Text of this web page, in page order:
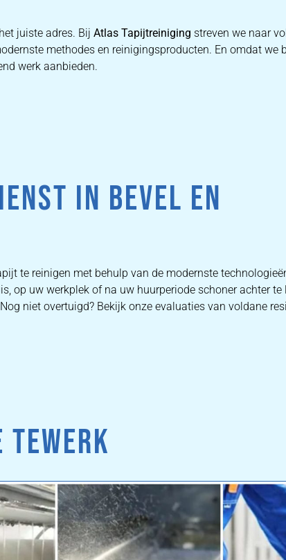
juiste adres. Bij Atlas Tapijtreiniging streven we naar
methodes en reinigingsproducten. En omdat we
werk aanbieden.
IN BEVEL EN
te reinigen met behulp van de modernste
op uw werkplek of na uw huurperiode schoner achter te
niet overtuigd? Bekijk onze evaluaties van voldane
TEWERK